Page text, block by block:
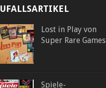
Lost in Play von
Super Rare Games
Spiele-